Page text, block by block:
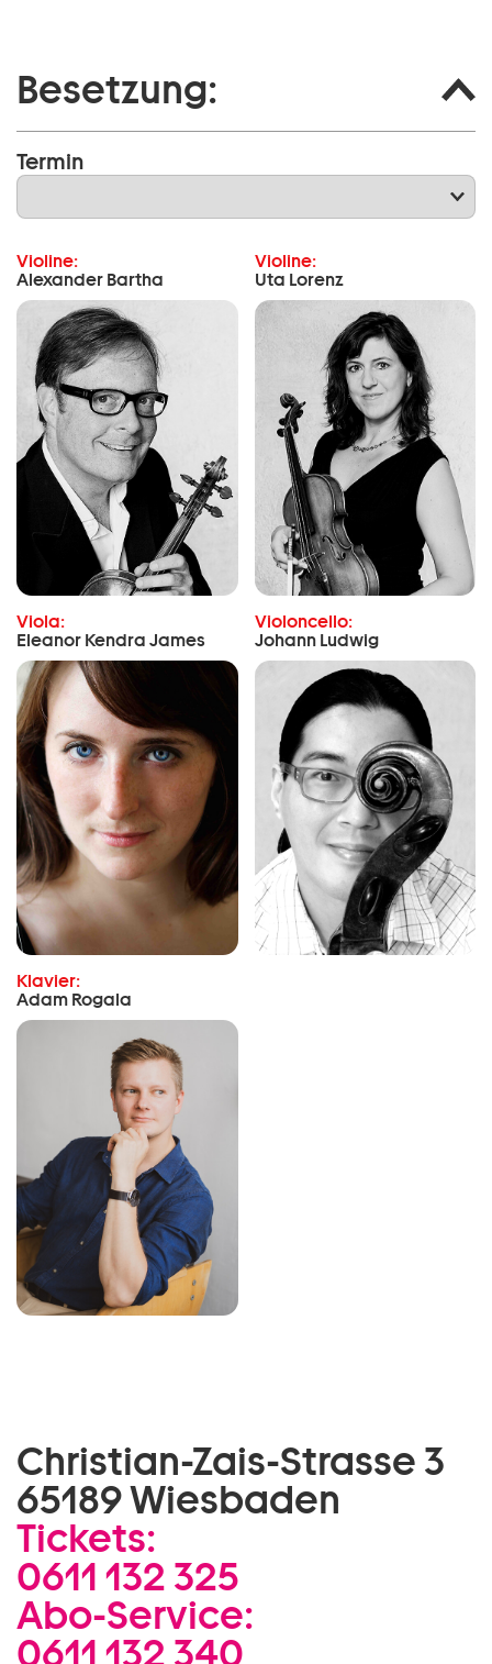
Besetzung:
Termin
Violine:
Alexander Bartha
Violine:
Uta Lorenz
Viola:
Eleanor Kendra James
Violoncello:
Johann Ludwig
Klavier:
Adam Rogala
Christian-Zais-Strasse 3
65189 Wiesbaden
Tickets:
0611 132 325
Abo-Service:
0611 132 340